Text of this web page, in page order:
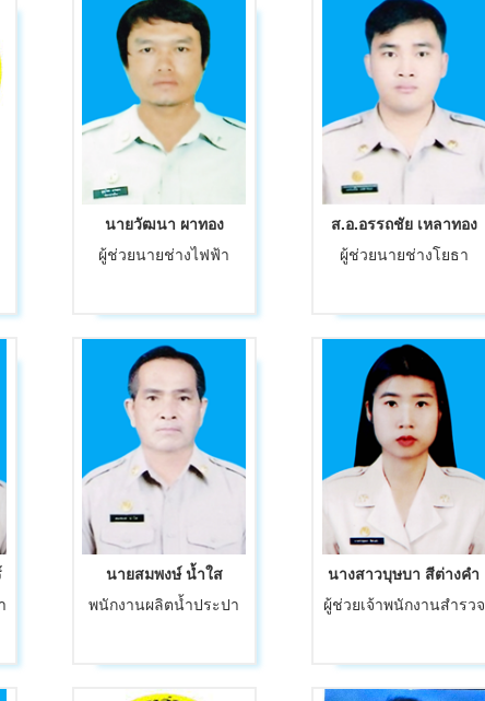
นายวัฒนา ผาทอง
ผู้ช่วยนายช่างไฟฟ้า
ส.อ.อรรถชัย เหลาทอง
ผู้ช่วยนายช่างโยธา
นายสมพงษ์ น้ำใส
พนักงานผลิตน้ำประปา
นางสาวบุษบา สีต่างคำ
ผู้ช่วยเจ้าพนักงานสำรวจ